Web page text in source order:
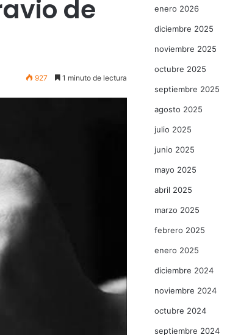
de
927 1 minuto de lectura
enero 2026
diciembre 2025
noviembre 2025
octubre 2025
septiembre 2025
agosto 2025
julio 2025
junio 2025
mayo 2025
abril 2025
marzo 2025
febrero 2025
enero 2025
diciembre 2024
noviembre 2024
octubre 2024
septiembre 2024